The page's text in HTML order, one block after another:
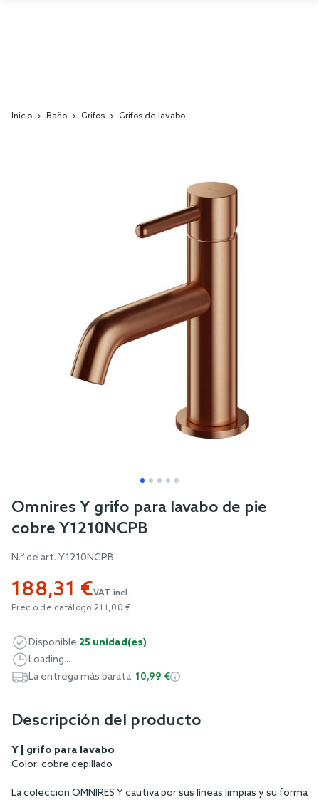
Inicio Baño Grifos Grifos de lavabo
Skip
beginning
the
images
Omnires Y grifo para lavabo de pie
cobre Y1210NCPB
N.º de art. Y1210NCPB
188,31 €VAT incl.
Precio de catálogo:211,00 €
Disponible 25 unidad(es)
Loading...
La entrega más barata: 10,99 €
Descripción del producto
Y | grifo para lavabo
Color: cobre cepillado
La colección OMNIRES Y cautiva por sus líneas limpias y su forma